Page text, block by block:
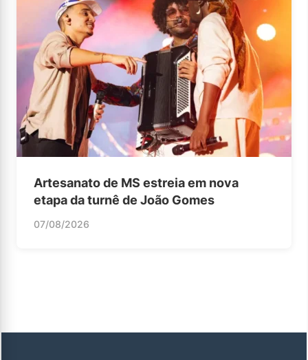
Artesanato de MS estreia em nova
etapa da turnê de João Gomes
07/08/2026